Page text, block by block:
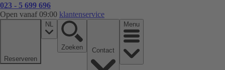
023 - 5 699 696
Open vanaf 09:00 klantenservice
Reserveren
NL
Zoeken
Menu